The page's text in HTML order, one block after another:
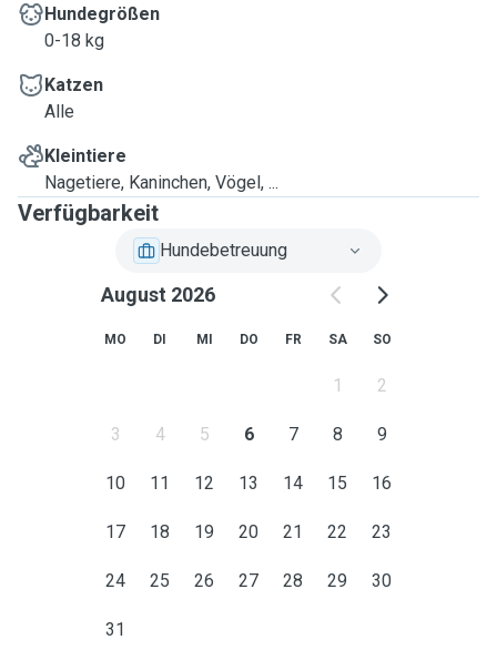
Hundegrößen
0-18 kg
Katzen
Alle
Kleintiere
Nagetiere, Kaninchen, Vögel, ...
Verfügbarkeit
Hundebetreuung
August 2026
MO DI MI DO FR SA SO
1 2
3 4 5 6 7 8 9
10 11 12 13 14 15 16
17 18 19 20 21 22 23
24 25 26 27 28 29 30
31